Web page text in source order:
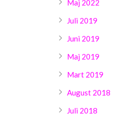
Maj 2022
Juli 2019
Juni 2019
Maj 2019
Mart 2019
August 2018
Juli 2018